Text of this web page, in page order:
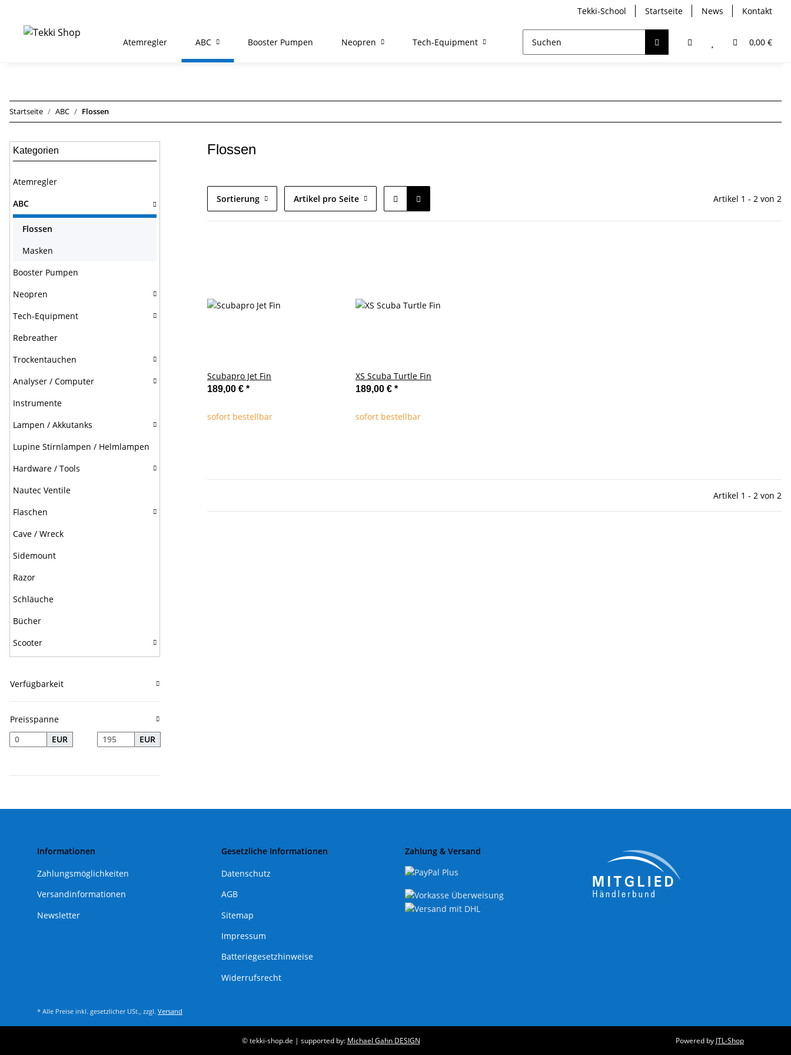
Tekki-School Startseite News Kontakt
0,00 €
Atemregler ABC Booster Pumpen Neopren Tech-Equipment Rebreather Analyser / Computer
Startseite ABC Flossen
Flossen
Sortierung Artikel pro Seite Artikel 1 - 2 von 2
Scubapro Jet Fin
189,00 € *
sofort bestellbar
XS Scuba Turtle Fin
189,00 € *
sofort bestellbar
Artikel 1 - 2 von 2
Kategorien
Atemregler
ABC
Flossen
Masken
Booster Pumpen
Neopren
Tech-Equipment
Rebreather
Trockentauchen
Analyser / Computer
Instrumente
Lampen / Akkutanks
Lupine Stirnlampen / Helmlampen
Hardware / Tools
Nautec Ventile
Flaschen
Cave / Wreck
Sidemount
Razor
Schläuche
Bücher
Scooter
Verfügbarkeit
Preisspanne
EUR
EUR
Informationen
Zahlungsmöglichkeiten
Versandinformationen
Newsletter
Gesetzliche Informationen
Datenschutz
AGB
Sitemap
Impressum
Batteriegesetzhinweise
Widerrufsrecht
Zahlung & Versand
* Alle Preise inkl. gesetzlicher USt., zzgl. Versand
© tekki-shop.de | supported by: Michael Gahn DESIGN Powered by JTL-Shop